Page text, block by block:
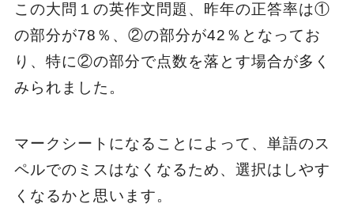
この大問１の英作文問題、昨年の正答率は①
の部分が78％、②の部分が42％となってお
り、特に②の部分で点数を落とす場合が多く
みられました。
マークシートになることによって、単語のス
ペルでのミスはなくなるため、選択はしやす
くなるかと思います。